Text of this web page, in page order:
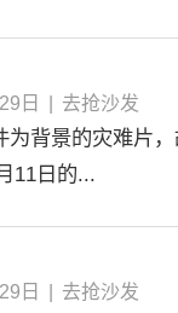
日 去抢沙发
为背景的灾难片
11日的...
日 去抢沙发